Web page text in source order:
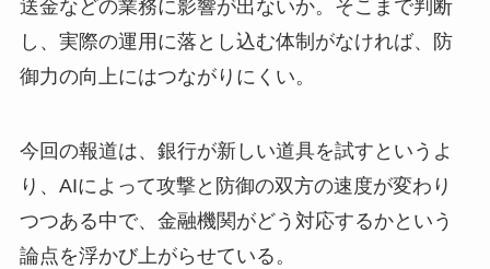
送金などの業務に影響が出ないか。そこまで判断
し、実際の運用に落とし込む体制がなければ、防
御力の向上にはつながりにくい。
今回の報道は、銀行が新しい道具を試すというよ
り、AIによって攻撃と防御の双方の速度が変わり
つつある中で、金融機関がどう対応するかという
論点を浮かび上がらせている。